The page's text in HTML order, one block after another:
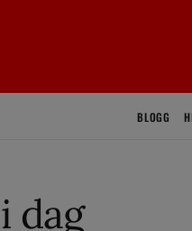
BLOGG
dag